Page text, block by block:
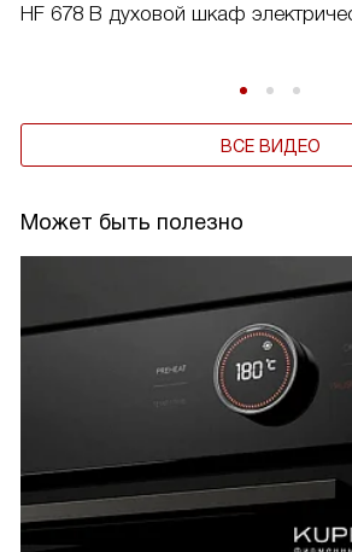
HF 678 B духовой шкаф
ВСЕ ВИДЕО
Может быть полезно